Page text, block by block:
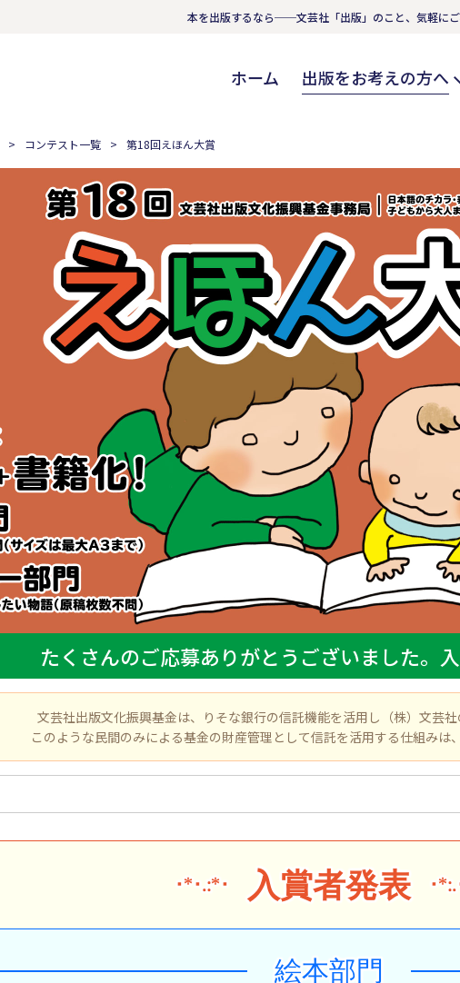
本を出版するなら──文芸社「出版」のこと、気軽にご
ホーム 出版をお考えの方へ
コンテスト一覧 第18回えほん大賞
たくさんのご応募ありがとうございました。
文芸社出版文化振興基金は、りそな銀行の信託機能を活用し（株）文芸社
このような民間のみによる基金の財産管理として信託を活用する仕組みは
･*･.:*･ 入賞者発表 ･
絵本部門